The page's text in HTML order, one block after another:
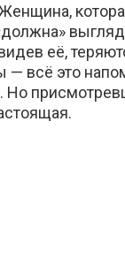
её,
всё это